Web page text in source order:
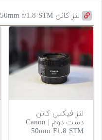
لنز کانن EF 50mm f/1.8 STM دست دوم
لنز فیکس کانن
دست دوم | Canon
50mm F1.8 STM